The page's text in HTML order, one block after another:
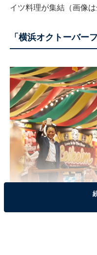
イツ料理が集結（画像は
「横浜オクトーバー